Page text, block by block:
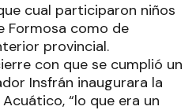
cual participaron niños
Formosa como de
provincial.
con que se cumplió un
Insfrán inaugurara la
“lo que era un